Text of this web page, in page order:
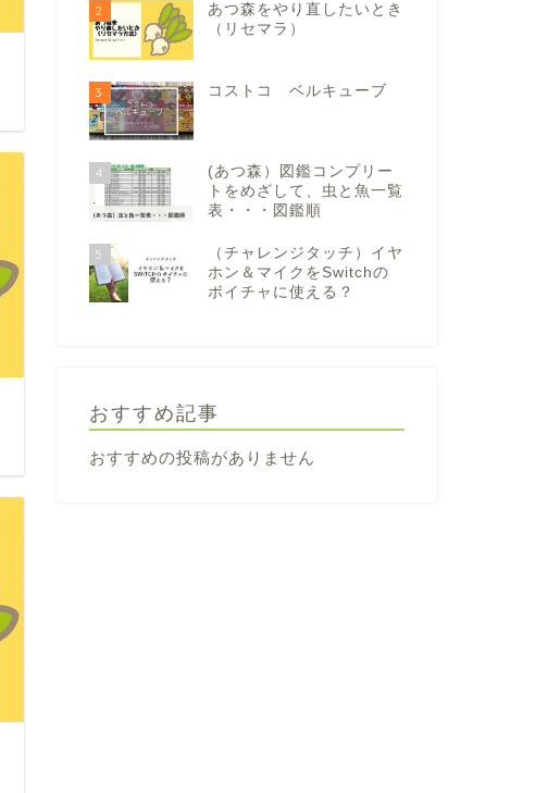
2
あつ森をやり直したいとき
（リセマラ）
3 コストコ ベルキューブ
4
(あつ森）図鑑コンプリー
トをめざして、虫と魚一覧
表・・・図鑑順
5
（チャレンジタッチ）イヤ
ホン＆マイクをSwitchの
ボイチャに使える？
おすすめ記事
おすすめの投稿がありません